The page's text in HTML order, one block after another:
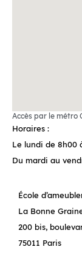
Accès par le métro
Horaires :
Le lundi de 8h00
Du mardi au
École
La Bonne
200 bis,
75011 Paris